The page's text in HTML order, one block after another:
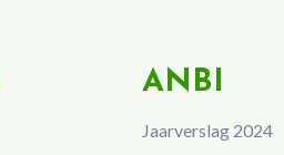
ANBI
Jaarverslag 2024